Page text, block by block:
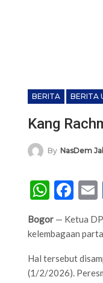
BERITA BERITA
Kang
By NasDem Jabar
Bogor — Ketua
kelembagaan
Hal tersebut
(1/2/2026).